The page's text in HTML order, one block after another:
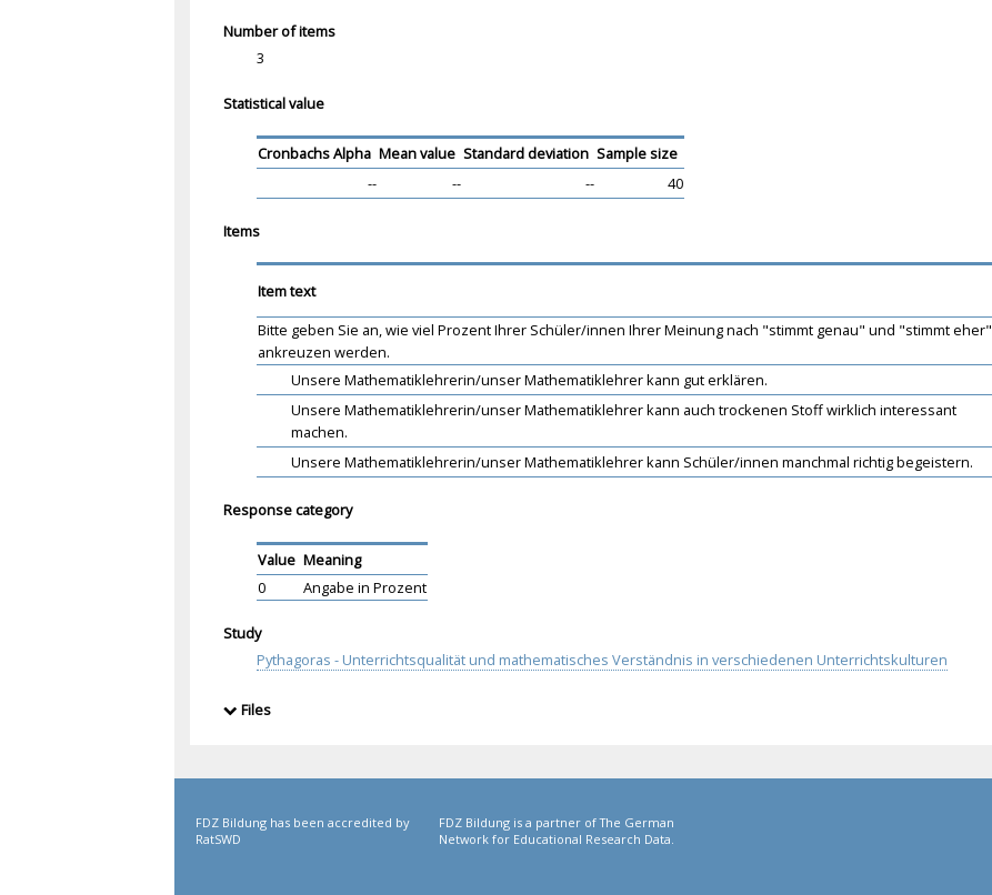
Number of items
3
Statistical value
Cronbachs Alpha Mean value Standard deviation Sample size
--
-- -- 40
Items
Item text
Bitte geben Sie an, wie viel Prozent Ihrer Schüler/innen Ihrer Meinung nach "stimmt genau" und "stimmt eher"
ankreuzen werden.
Unsere Mathematiklehrerin/unser Mathematiklehrer kann gut erklären.
Unsere Mathematiklehrerin/unser Mathematiklehrer kann auch trockenen Stoff wirklich interessant
machen.
Unsere Mathematiklehrerin/unser Mathematiklehrer kann Schüler/innen manchmal richtig begeistern.
Response category
Value Meaning
0
Angabe in Prozent
Study
Pythagoras - Unterrichtsqualität und mathematisches Verständnis in verschiedenen Unterrichtskulturen
Files
FDZ Bildung has been accredited by
RatSWD
FDZ Bildung is a partner of The German
Network for Educational Research Data.